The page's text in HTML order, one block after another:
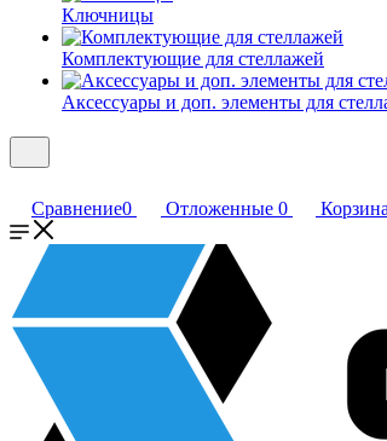
Ключницы
Комплектующие для стеллажей
Аксессуары и доп. элементы для
Сравнение0 Отложенные 0 Корзина